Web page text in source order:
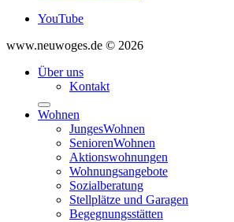
YouTube
www.neuwoges.de © 2026
Über uns
Kontakt
Wohnen
JungesWohnen
SeniorenWohnen
Aktionswohnungen
Wohnungsangebote
Sozialberatung
Stellplätze und Garagen
Begegnungsstätten